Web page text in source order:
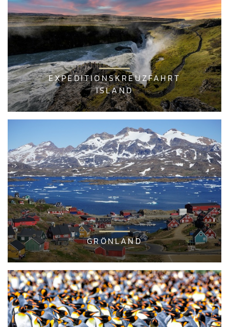
EXPEDITIONSKREUZFAHRT
ISLAND
GRÖNLAND